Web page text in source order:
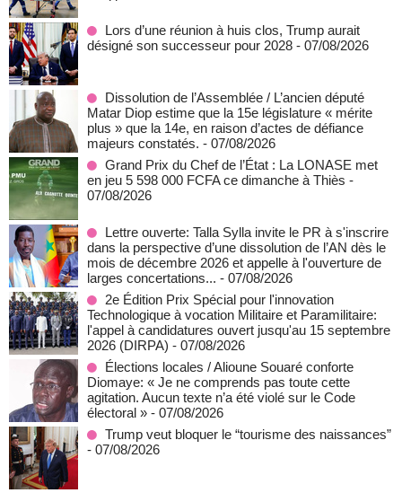
Lors d’une réunion à huis clos, Trump aurait
désigné son successeur pour 2028 - 07/08/2026
Dissolution de l’Assemblée / L’ancien député
Matar Diop estime que la 15e législature « mérite
plus » que la 14e, en raison d’actes de défiance
majeurs constatés. - 07/08/2026
Grand Prix du Chef de l’État : La LONASE met
en jeu 5 598 000 FCFA ce dimanche à Thiès -
07/08/2026
Lettre ouverte: Talla Sylla invite le PR à s'inscrire
dans la perspective d’une dissolution de l’AN dès le
mois de décembre 2026 et appelle à l'ouverture de
larges concertations... - 07/08/2026
2e Édition Prix Spécial pour l'innovation
Technologique à vocation Militaire et Paramilitaire:
l'appel à candidatures ouvert jusqu'au 15 septembre
2026 (DIRPA) - 07/08/2026
Élections locales / Alioune Souaré conforte
Diomaye: « Je ne comprends pas toute cette
agitation. Aucun texte n’a été violé sur le Code
électoral » - 07/08/2026
Trump veut bloquer le “tourisme des naissances”
- 07/08/2026